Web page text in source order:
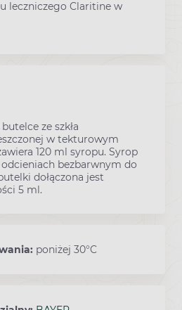
leczniczego Claritine w
ze szkła
w tekturowym
120 ml syropu. Syrop
bezbarwnym do
dołączona jest
5 ml.
poniżej 30°C